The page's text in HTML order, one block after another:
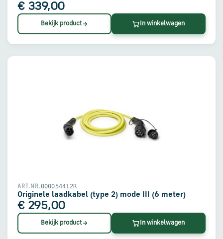
€ 339,00
Bekijk product In winkelwagen
ART.NR.000054412R
Originele laadkabel (type 2) mode III (6 meter)
€ 295,00
Bekijk product In winkelwagen